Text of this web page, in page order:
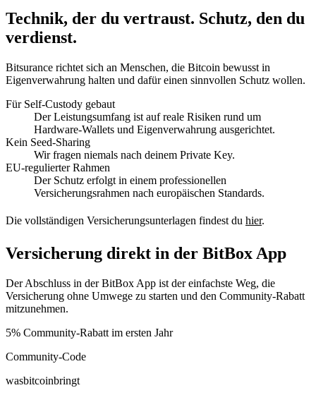
Technik, der du vertraust. Schutz, den du
verdienst.
Bitsurance richtet sich an Menschen, die Bitcoin bewusst in
Eigenverwahrung halten und dafür einen sinnvollen Schutz wollen.
Für Self-Custody gebaut
Der Leistungsumfang ist auf reale Risiken rund um
Hardware-Wallets und Eigenverwahrung ausgerichtet.
Kein Seed-Sharing
Wir fragen niemals nach deinem Private Key.
EU-regulierter Rahmen
Der Schutz erfolgt in einem professionellen
Versicherungsrahmen nach europäischen Standards.
Die vollständigen Versicherungsunterlagen findest du hier.
Versicherung direkt in der BitBox App
Der Abschluss in der BitBox App ist der einfachste Weg, die
Versicherung ohne Umwege zu starten und den Community-Rabatt
mitzunehmen.
5% Community-Rabatt im ersten Jahr
Community-Code
wasbitcoinbringt